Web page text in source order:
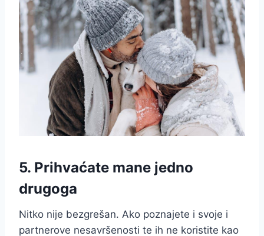
5. Prihvaćate mane jedno
drugoga
Nitko nije bezgrešan. Ako poznajete i svoje i
partnerove nesavršenosti te ih ne koristite kao